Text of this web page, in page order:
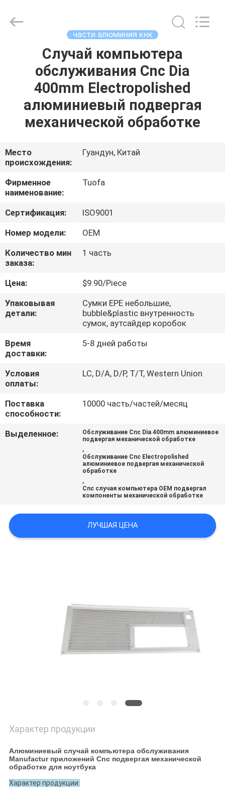
ДОМОЙ
ПРОДУКТЫ
ЭКСКУРСИЯ
ПО
ЗАВОДУ
КОНТРОЛЬ
КАЧЕСТВА
СВЯЖИТЕСЬ
С
НАМИ
НОВОСТИ
ЗАПРОСИТЕ
ЦИТАТУ
КАРТА
КОНФИДЕНЦИАЛЬНОСТИ
Technology
части алюминия кнк
Случай компьютера
обслуживания Cnc Dia
400mm Electropolished
алюминиевый подвергая
механической обработке
Место
происхождения:
Гуандун, Китай
Фирменное
наименование:
Tuofa
Сертификация:
ISO9001
Номер модели:
OEM
Количество мин
заказа:
1 часть
Цена:
$9.90/Piece
Упаковывая
детали:
Сумки EPE небольшие,
bubble&plastic внутренность
сумок, аутсайдер коробок
Время
доставки:
5-8 дней работы
Условия
оплаты:
LC, D/A, D/P, T/T, Western Union
Поставка
способности:
10000 часть/частей/месяц
Выделенное:
Обслуживание Cnc Dia 400mm алюминиевое
подвергая механической обработке
,
Обслуживание Cnc Electropolished
алюминиевое подвергая механической
обработке
,
Cnc случая компьютера OEM подвергал
компоненты механической обработке
ЛУЧШАЯ ЦЕНА
Характер продукции
Алюминиевый случай компьютера обслуживания
Manufactur приложений Cnc подвергая механической
обработке для ноутбука
Характер продукции: